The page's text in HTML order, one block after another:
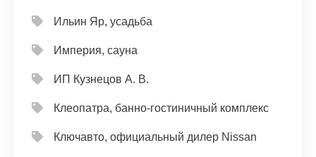
Ильин Яр, усадьба
Империя, сауна
ИП Кузнецов А. В.
Клеопатра, банно-гостиничный комплекс
Ключавто, официальный дилер Nissan